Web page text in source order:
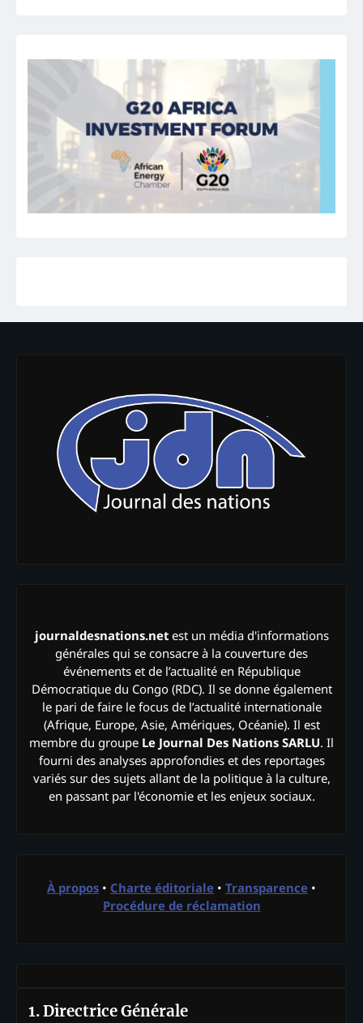
journaldesnations.netest un média d'informations
générales qui se consacre à la couverture des
événements et de l’actualité en République
Démocratique du Congo (RDC). Il se donne également
le pari de faire le focus de l’actualité internationale
(Afrique, Europe, Asie, Amériques, Océanie). Il est
membre du groupe Le Journal Des Nations SARLU. Il
fourni des analyses approfondies et des reportages
variés sur des sujets allant de la politique à la culture,
en passant par l'économie et les enjeux sociaux.
À propos • Charte éditoriale • Transparence •
Procédure de réclamation
1. Directrice Générale